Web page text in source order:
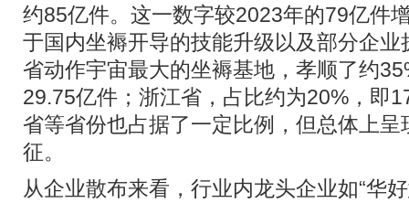
约85亿件。这一数字较2023年的79亿件
于国内坐褥开导的技能升级以及部分企
省动作宇宙最大的坐褥基地，孝顺了约
29.75亿件；浙江省，占比约为20%，即
省等省份也占据了一定比例，但总体上
征。
从企业散布来看，行业内龙头企业如“华